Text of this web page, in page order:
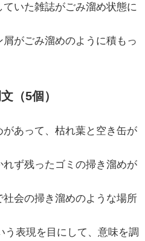
いた雑誌がごみ溜め状態に
がごみ溜めのように積もっ
（5個）
あって、枯れ葉と空き缶が
ず残ったゴミの掃き溜めが
社会の掃き溜めのような場所
う表現を目にして、意味を調